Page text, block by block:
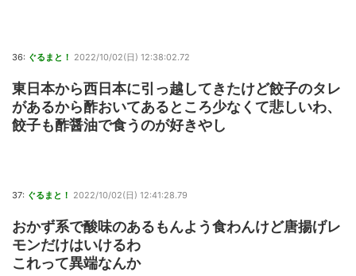
36: ぐるまと！ 2022/10/02(日) 12:38:02.72
東日本から西日本に引っ越してきたけど餃子のタレ
があるから酢おいてあるところ少なくて悲しいわ、
餃子も酢醤油で食うのが好きやし
37: ぐるまと！ 2022/10/02(日) 12:41:28.79
おかず系で酸味のあるもんよう食わんけど唐揚げレ
モンだけはいけるわ
これって異端なんか